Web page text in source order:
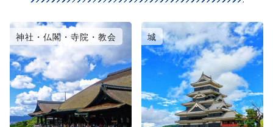
神社・仏閣・寺院・教会 城